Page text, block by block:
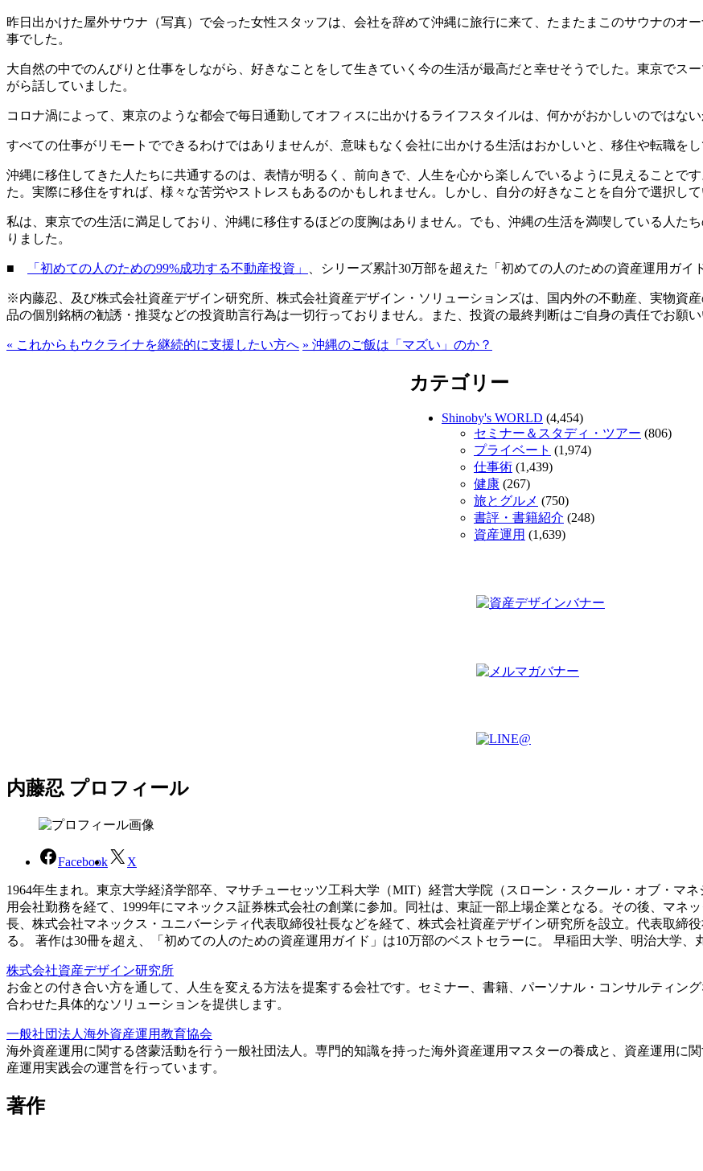
昨日出かけた屋外サウナ（写真）で会った女性スタッフは、会社を辞めて沖縄に旅行に来て、たまたまこのサウナのオ
事でした。
大自然の中でのんびりと仕事をしながら、好きなことをして生きていく今の生活が最高だと幸せそうでした。東京でス
がら話していました。
コロナ渦によって、東京のような都会で毎日通勤してオフィスに出かけるライフスタイルは、何かがおかしいのではない
すべての仕事がリモートでできるわけではありませんが、意味もなく会社に出かける生活はおかしいと、移住や転職を
沖縄に移住してきた人たちに共通するのは、表情が明るく、前向きで、人生を心から楽しんでいるように見えることで
た。実際に移住をすれば、様々な苦労やストレスもあるのかもしれません。しかし、自分の好きなことを自分で選択し
私は、東京での生活に満足しており、沖縄に移住するほどの度胸はありません。でも、沖縄の生活を満喫している人た
りました。
■ 「初めての人のための99%成功する不動産投資」 、シリーズ累計30万部を超えた「初めての人のための資産運用ガ
※内藤忍、及び株式会社資産デザイン研究所、株式会社資産デザイン・ソリューションズは、国内外の不動産、実物資
品の個別銘柄の勧誘・推奨などの投資助言行為は一切行っておりません。また、投資の最終判断はご自身の責任でお願い
« これからもウクライナを継続的に支援したい方へ » 沖縄のご飯は「マズい」のか？
カテゴリー
Shinoby's WORLD (4,454)
セミナー＆スタディ・ツアー (806)
プライベート (1,974)
仕事術 (1,439)
健康 (267)
旅とグルメ (750)
書評・書籍紹介 (248)
資産運用 (1,639)
内藤忍 プロフィール
Facebook X
1964年生まれ。東京大学経済学部卒、マサチューセッツ工科大学（MIT）経営大学院（スローン・スクール・オブ・マ
用会社勤務を経て、1999年にマネックス証券株式会社の創業に参加。同社は、東証一部上場企業となる。その後、マネ
長、株式会社マネックス・ユニバーシティ代表取締役社長などを経て、株式会社資産デザイン研究所を設立。代表取締
る。 著作は30冊を超え、「初めての人のための資産運用ガイド」は10万部のベストセラーに。 早稲田大学、明治大学、
株式会社資産デザイン研究所
お金との付き合い方を通して、人生を変える方法を提案する会社です。セミナー、書籍、パーソナル・コンサルティン
合わせた具体的なソリューションを提供します。
一般社団法人海外資産運用教育協会
海外資産運用に関する啓蒙活動を行う一般社団法人。専門的知識を持った海外資産運用マスターの養成と、資産運用に
産運用実践会の運営を行っています。
著作